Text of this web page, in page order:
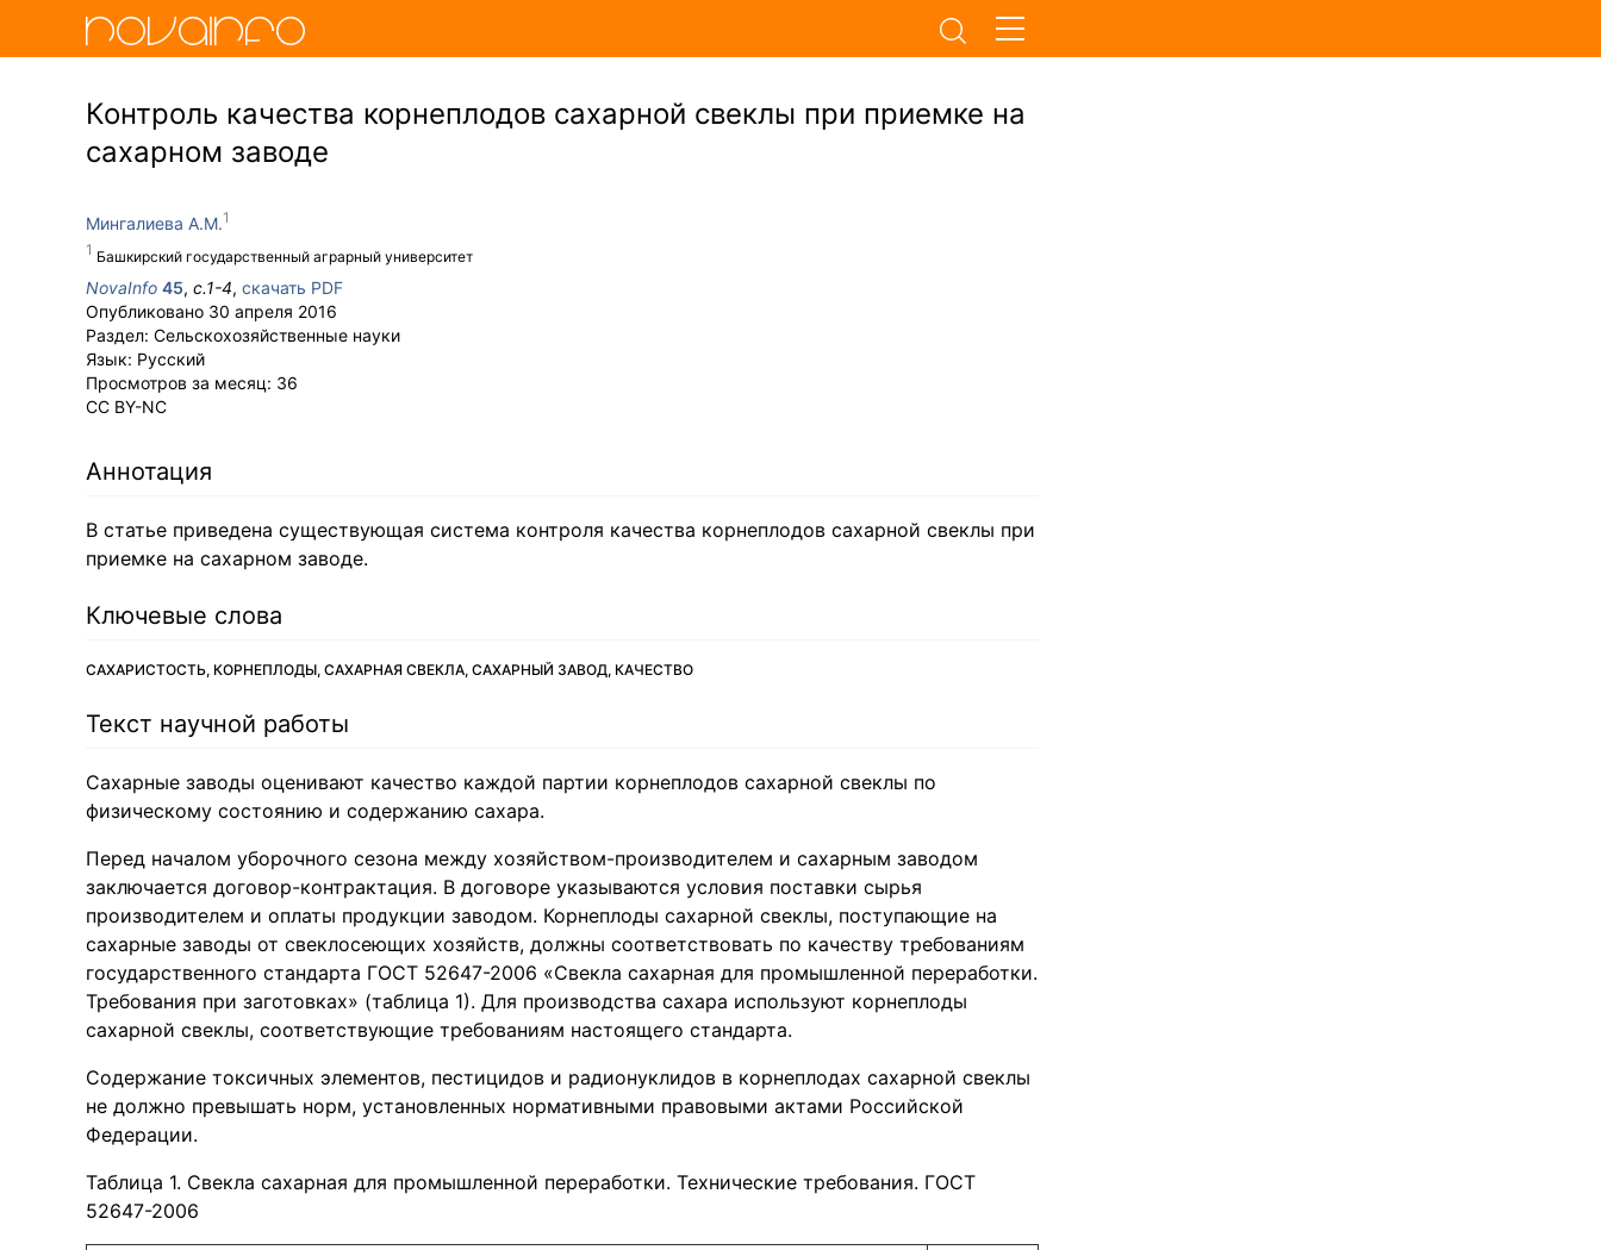
Контроль качества корнеплодов сахарной свеклы при приемке на
сахарном заводе
Мингалиева А.М.
Башкирский государственный аграрный университет
NovaInfo 45, с.1-4, скачать PDF
Опубликовано 30 апреля 2016
Раздел: Сельскохозяйственные науки
Язык: Русский
Просмотров за месяц: 36
CC BY-NC
Аннотация
В статье приведена существующая система контроля качества корнеплодов сахарной свеклы при
приемке на сахарном заводе.
Ключевые слова
САХАРИСТОСТЬ, КОРНЕПЛОДЫ, САХАРНАЯ СВЕКЛА, САХАРНЫЙ ЗАВОД, КАЧЕСТВО
Текст научной работы
Сахарные заводы оценивают качество каждой партии корнеплодов сахарной свеклы по
физическому состоянию и содержанию сахара.
Перед началом уборочного сезона между хозяйством-производителем и сахарным заводом
заключается договор-контрактация. В договоре указываются условия поставки сырья
производителем и оплаты продукции заводом. Корнеплоды сахарной свеклы, поступающие на
сахарные заводы от свеклосеющих хозяйств, должны соответствовать по качеству требованиям
государственного стандарта ГОСТ 52647-2006 «Свекла сахарная для промышленной переработки.
Требования при заготовках» (таблица 1). Для производства сахара используют корнеплоды
сахарной свеклы, соответствующие требованиям настоящего стандарта.
Содержание токсичных элементов, пестицидов и радионуклидов в корнеплодах сахарной свеклы
не должно превышать норм, установленных нормативными правовыми актами Российской
Федерации.
Таблица 1. Свекла сахарная для промышленной переработки. Технические требования. ГОСТ
52647-2006